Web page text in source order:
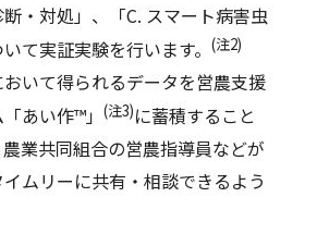
・対処」、「C. スマート病害虫
て実証実験を行います。(注2)
いて得られるデータを営農支援
「あい作™」(注3)に蓄積すること
業共同組合の営農指導員などが
ムリーに共有・相談できるよう